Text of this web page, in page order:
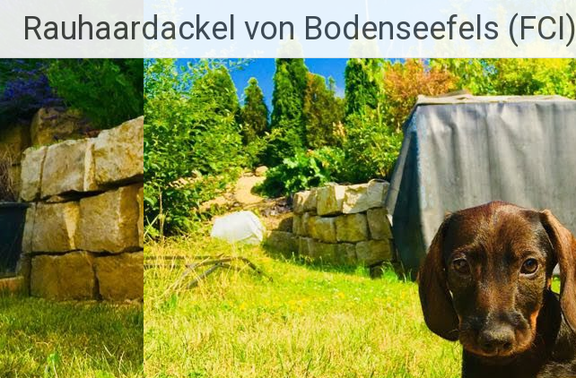
Inhalt
springen
Rauhaardackel von Bodenseefels (FCI)